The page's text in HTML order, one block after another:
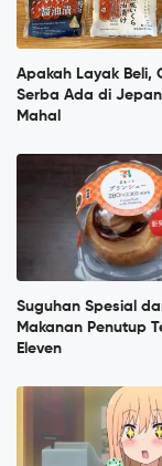
Apakah Layak Beli,
Serba Ada di
Mahal
Suguhan Spesial
Makanan Penutup
Eleven